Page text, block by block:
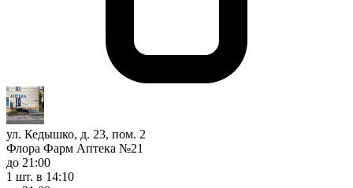
ул. Кедышко, д. 23, пом. 2
Флора Фарм Аптека №21
до 21:00
1 шт. в 14:10